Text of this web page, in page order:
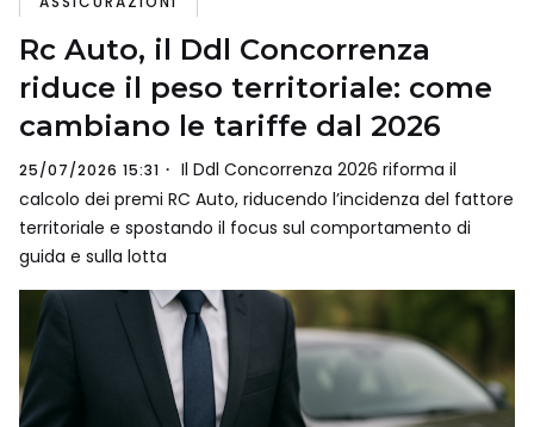
Rc Auto, il Ddl Concorrenza
riduce il peso territoriale: come
cambiano le tariffe dal 2026
25/07/2026 15:31
Il Ddl Concorrenza 2026 riforma il
calcolo dei premi RC Auto, riducendo l’incidenza del fattore
territoriale e spostando il focus sul comportamento di
guida e sulla lotta